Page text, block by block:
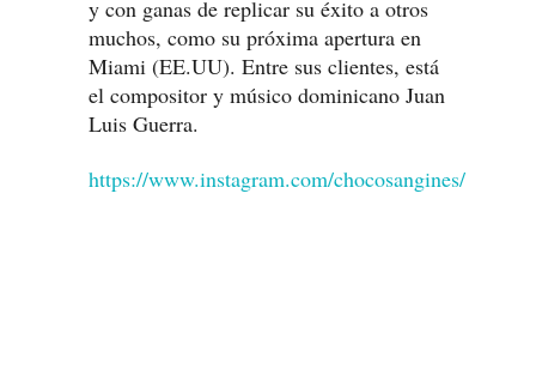
y con ganas de replicar su éxito a otros
muchos, como su próxima apertura en
Miami (EE.UU). Entre sus clientes, está
el compositor y músico dominicano Juan
Luis Guerra.
https://www.instagram.com/chocosangines/